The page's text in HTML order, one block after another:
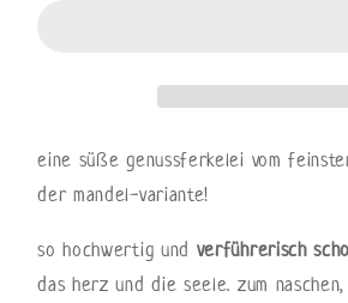
eine süße genussferkelei vom
der mandel-variante!
so hochwertig und verführerisch
das herz und die seele. zum